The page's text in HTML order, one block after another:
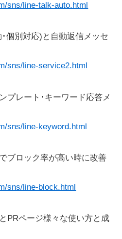
sns/line-talk-auto.html
個別対応)と自動返信メッセ
sns/line-service2.html
プレート･キーワード応答メ
sns/line-keyword.html
ブロック率が高い時に改善
sns/line-block.html
PRページ様々な使い方と成